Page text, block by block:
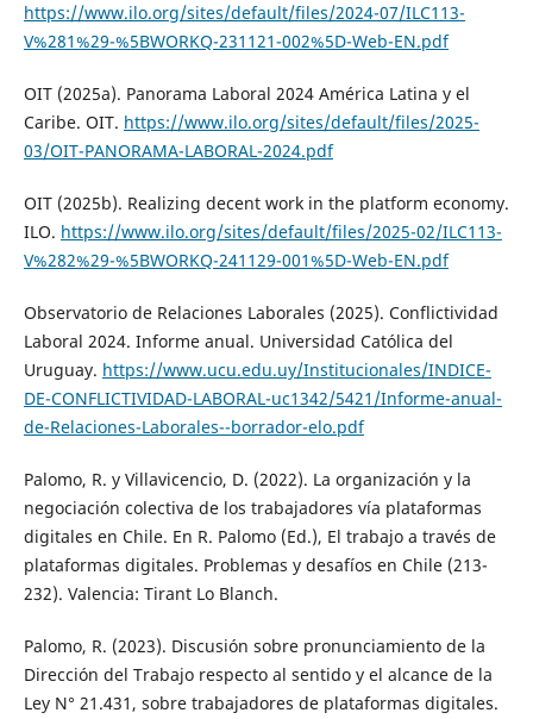
https://www.ilo.org/sites/default/files/2024-07/ILC113-
V%281%29-%5BWORKQ-231121-002%5D-Web-EN.pdf
OIT (2025a). Panorama Laboral 2024 América Latina y el
Caribe. OIT. https://www.ilo.org/sites/default/files/2025-
03/OIT-PANORAMA-LABORAL-2024.pdf
OIT (2025b). Realizing decent work in the platform economy.
ILO. https://www.ilo.org/sites/default/files/2025-02/ILC113-
V%282%29-%5BWORKQ-241129-001%5D-Web-EN.pdf
Observatorio de Relaciones Laborales (2025). Conflictividad
Laboral 2024. Informe anual. Universidad Católica del
Uruguay. https://www.ucu.edu.uy/Institucionales/INDICE-
DE-CONFLICTIVIDAD-LABORAL-uc1342/5421/Informe-anual-
de-Relaciones-Laborales--borrador-elo.pdf
Palomo, R. y Villavicencio, D. (2022). La organización y la
negociación colectiva de los trabajadores vía plataformas
digitales en Chile. En R. Palomo (Ed.), El trabajo a través de
plataformas digitales. Problemas y desafíos en Chile (213-
232). Valencia: Tirant Lo Blanch.
Palomo, R. (2023). Discusión sobre pronunciamiento de la
Dirección del Trabajo respecto al sentido y el alcance de la
Ley N° 21.431, sobre trabajadores de plataformas digitales.